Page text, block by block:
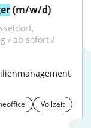
(m/w/d)
/ ab sofort /
Vollzeit